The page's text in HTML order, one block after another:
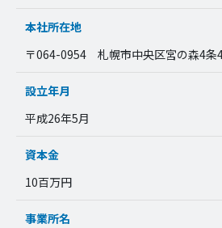
本社所在地
〒064-0954 札幌市中央区宮の森4条
設立年月
平成26年5月
資本金
10百万円
事業所名